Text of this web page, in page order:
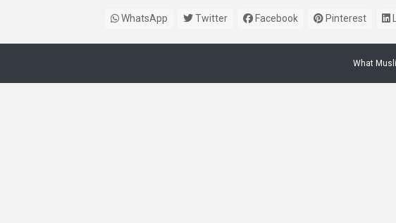
WhatsApp Twitter Facebook Pinterest
What